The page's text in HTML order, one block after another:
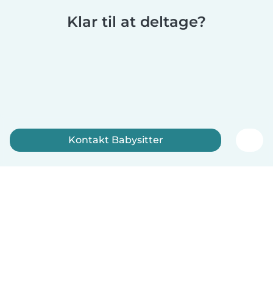
Klar til at deltage?
Kontakt Babysitter